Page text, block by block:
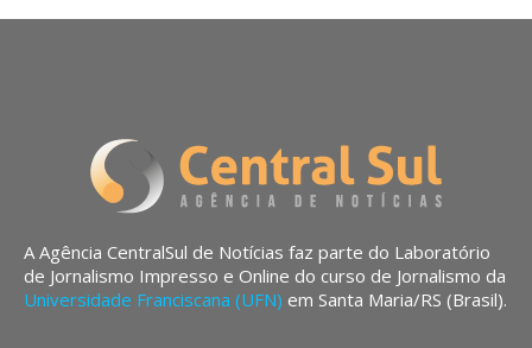
A Agência CentralSul de Notícias faz parte do Laboratório
de Jornalismo Impresso e Online do curso de Jornalismo da
Universidade Franciscana (UFN) em Santa Maria/RS (Brasil).